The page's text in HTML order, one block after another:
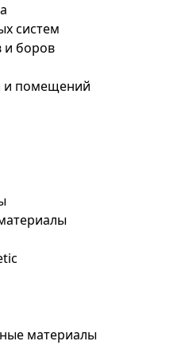
систем
и боров
и помещений
материалы